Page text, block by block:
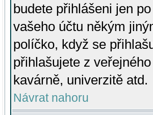
budete přihlášeni jen
vašeho účtu někým
políčko, když se
přihlašujete z
kavárně, univerzitě atd.
Návrat nahoru